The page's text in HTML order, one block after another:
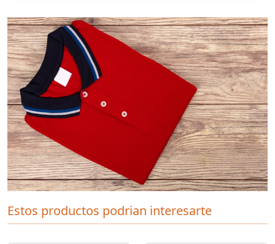
Estos productos podrian interesarte